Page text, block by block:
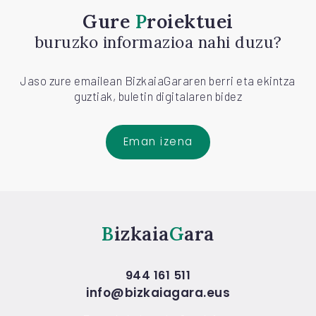
Gure Proiektuei
buruzko informazioa nahi duzu?
Jaso zure emailean BizkaiaGararen berri eta ekintza
guztiak, buletin digitalaren bidez
Eman izena
Bizkaia Gara
944 161 511
info@bizkaiagara.eus